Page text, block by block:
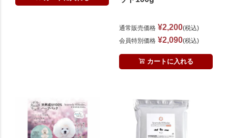
通常販売価格 ¥2,200 税込
会員特別価格 ¥2,090 税込
カートに入れる